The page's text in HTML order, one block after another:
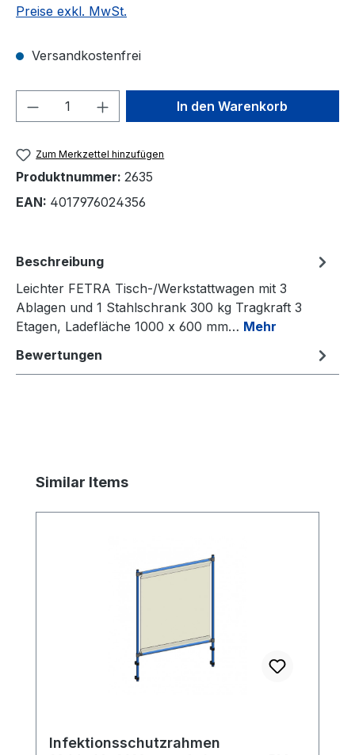
Preise exkl. MwSt.
Versandkostenfrei
Produkt Anzahl: Gib denIn den Warenkorb
Zum Merkzettel hinzufügen
Produktnummer: 2635
EAN: 4017976024356
Beschreibung
Leichter FETRA Tisch-/Werkstattwagen mit 3
Ablagen und 1 Stahlschrank 300 kg Tragkraft 3
Etagen, Ladefläche 1000 x 600 mm… Mehr
Bewertungen
Produktgalerie überspringen
Similar Items
Infektionsschutzrahmen